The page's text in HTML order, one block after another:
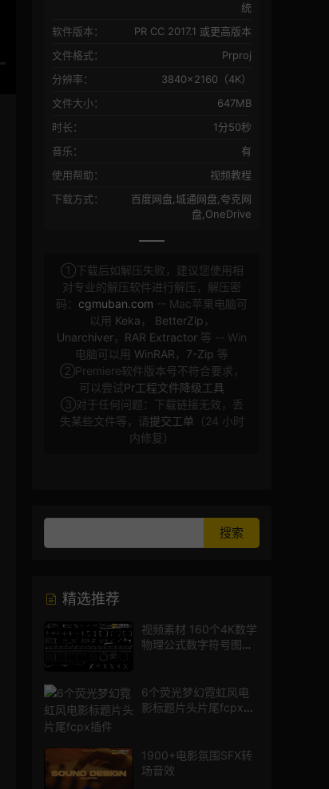
统
软件版本：
PR CC 2017.1 或更高版本
文件格式：
Prproj
分辨率：
3840×2160（4K）
文件大小：
647MB
时长：
1分50秒
音乐：
有
使用帮助：
视频教程
下载方式：
百度网盘,城通网盘,夸克网
盘,OneDrive
①下载后如解压失败，建议您使用相
对专业的解压软件进行解压，解压密
码： cgmuban.com -- Mac苹果电脑可
以用 Keka ， BetterZip ，
Unarchiver， RAR Extractor 等 -- Win
电脑可以用 WinRAR ， 7-Zip 等
②Premiere软件版本号不符合要求，
可以尝试Pr工程文件降级工具
③对于任何问题：下载链接无效，丢
失某些文件等，请提交工单 （24 小时
内修复）
精选推荐
视频素材 160个4K数学
物理公式数字符号图标
6个荧光梦幻霓虹风电
影标题片头片尾fcpx插
1900+电影氛围SFX转
场音效